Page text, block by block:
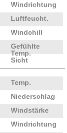
Windrichtung
Luftfeucht.
Windchill
Gefühlte
Temp.
Sicht
Temp.
Niederschlag
Windstärke
Windrichtung